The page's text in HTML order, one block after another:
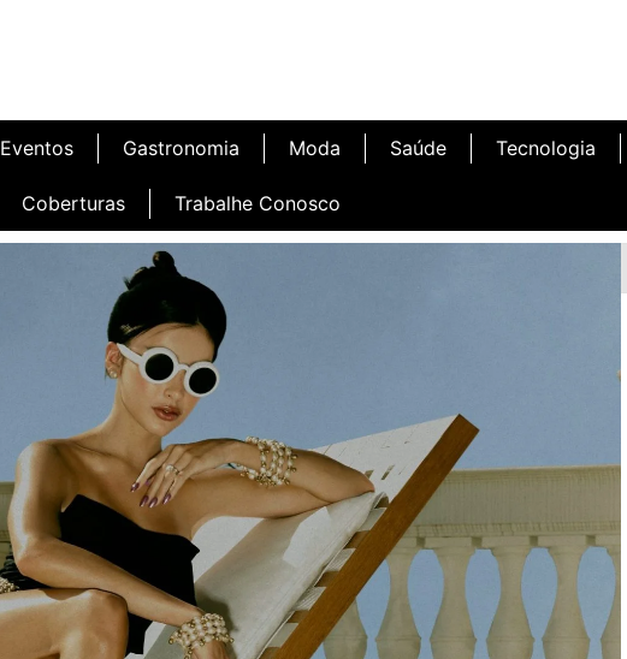
Eventos Gastronomia Moda Saúde Tecnologia
Coberturas Trabalhe Conosco